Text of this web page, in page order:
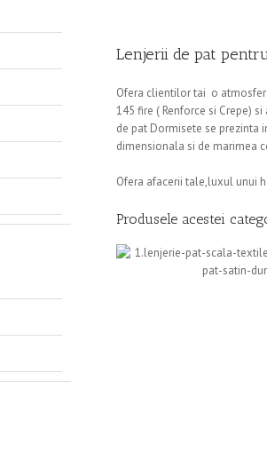
Lenjerii de pat
Ofera clientilor tai o
145 fire ( Renforce si Crepe)
de pat Dormisete se prezinta
dimensionala si de marimea
Ofera afacerii tale,luxul unui
Produsele acestei